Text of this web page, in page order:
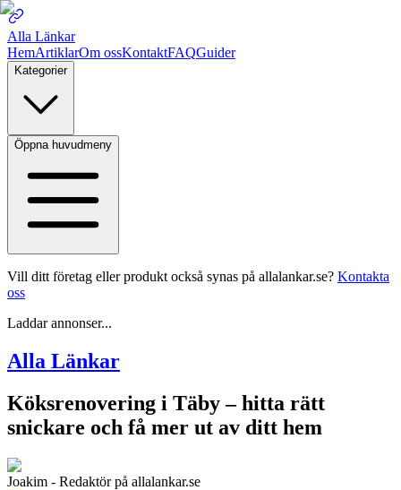
Alla Länkar
HemArtiklarOm ossKontaktFAQGuider
Kategorier
Öppna huvudmeny
Vill ditt företag eller produkt också synas på allalankar.se? Kontakta
oss
Laddar annonser...
Alla Länkar
Köksrenovering i Täby – hitta rätt
snickare och få mer ut av ditt hem
Joakim - Redaktör på allalankar.se